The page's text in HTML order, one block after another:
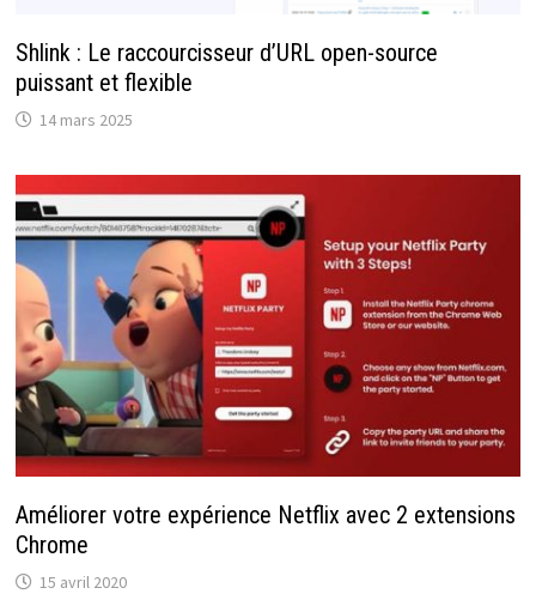
Shlink : Le raccourcisseur d’URL open-source
puissant et flexible
14 mars 2025
Améliorer votre expérience Netflix avec 2 extensions
Chrome
15 avril 2020